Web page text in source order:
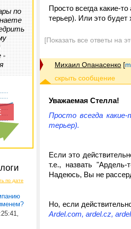
по
-
по дате
Просто всегда какие-
терьер). Или это
[Показать все ответы на
Михаил Опанасенко [
Уважаемая Стелла!
Просто всегда
терьер).
Если это
т.е., назвать
Надеюсь, Вы не
Но, если
Ardel.com, ardel.cz,